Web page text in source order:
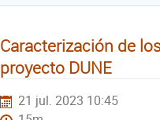
Caracterización de
proyecto DUNE
21 jul. 2023 10:45